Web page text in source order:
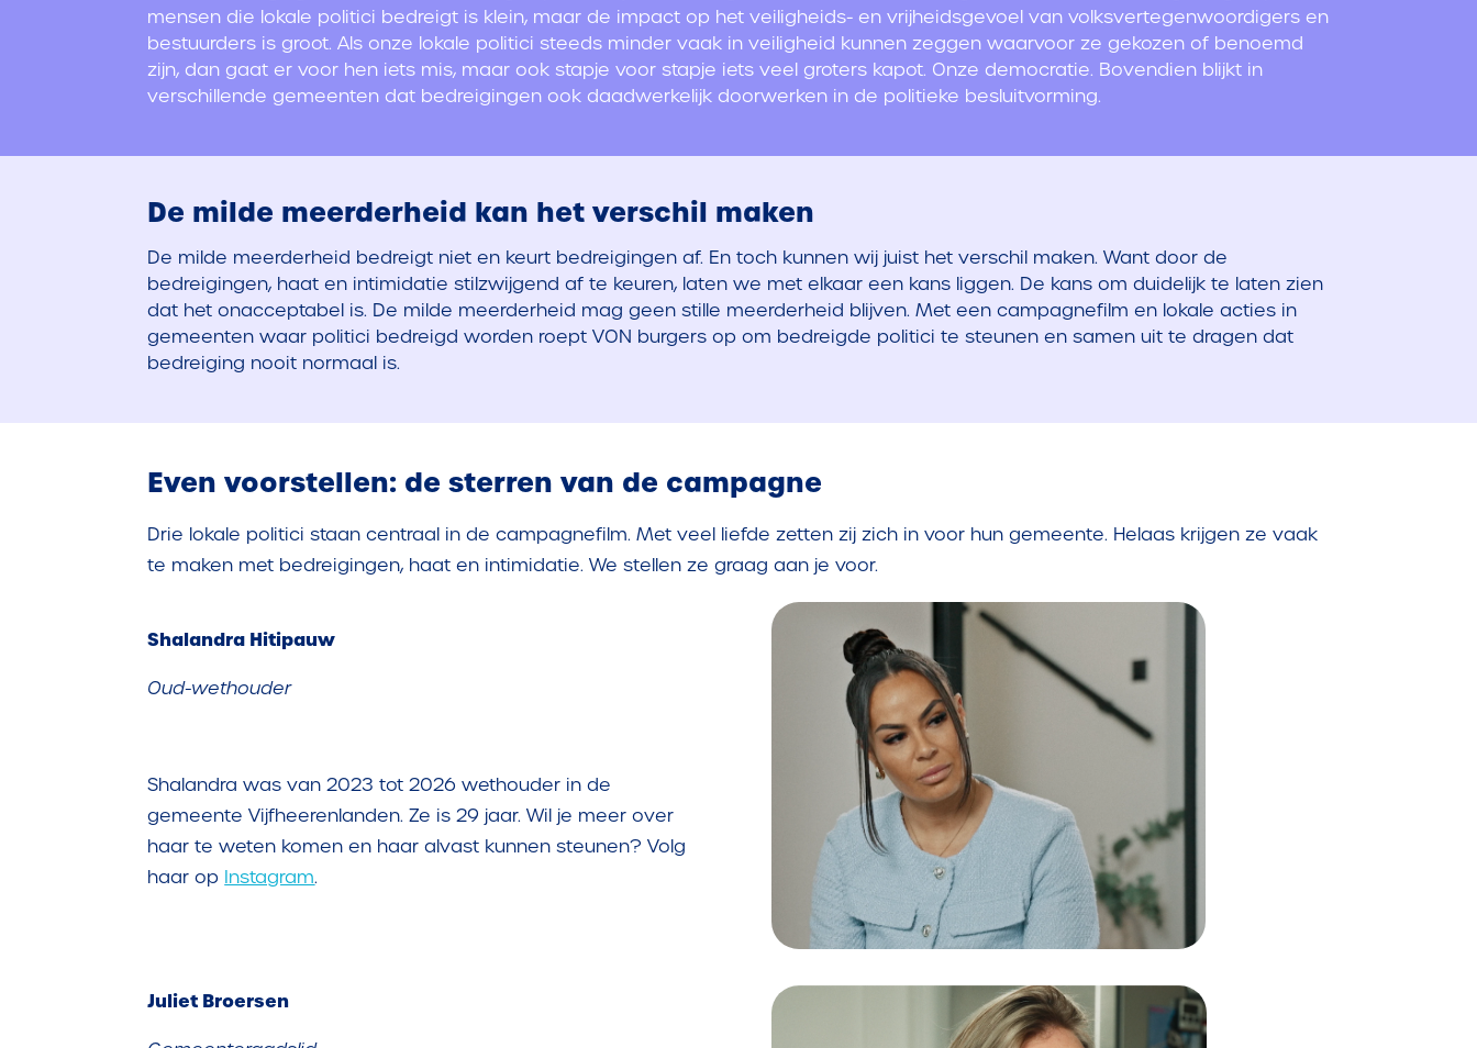
mensen die lokale politici bedreigt is klein, maar de impact op het veiligheids- en vrijheidsgevoel van volksvertegenwoordigers en
bestuurders is groot.Als onze lokale politici steeds minder vaak in veiligheid kunnen zeggen waarvoor ze gekozen of benoemd
zijn, dan gaat er voor hen iets mis, maar ook stapje voor stapje iets veel groters kapot. Onze democratie. Bovendien blijkt in
verschillende gemeenten dat bedreigingen ook daadwerkelijk doorwerken in de politieke besluitvorming.
De milde meerderheid kan het verschil maken
De milde meerderheid bedreigt niet en keurt bedreigingen af. En toch kunnen wij juist het verschil maken. Want door de
bedreigingen, haat en intimidatie stilzwijgend af te keuren, laten we met elkaar een kans liggen. De kans om duidelijk te laten zien
dat het onacceptabel is. De milde meerderheid mag geen stille meerderheid blijven. Met een campagnefilm en lokale acties in
gemeenten waar politici bedreigd worden roept VON burgers op om bedreigde politici te steunen en samen uit te dragen dat
bedreiging nooit normaal is.
Even voorstellen: de sterren van de campagne
Drie lokale politici staan centraal in de campagnefilm. Met veel liefde zetten zij zich in voor hun gemeente. Helaas krijgen ze vaak
te maken met bedreigingen, haat en intimidatie. We stellen ze graag aan je voor.
Shalandra Hitipauw
Oud-wethouder
Shalandra was van 2023 tot 2026 wethouder in de
gemeente Vijfheerenlanden. Ze is 29 jaar. Wil je meer over
haar te weten komen en haar alvast kunnen steunen? Volg
haar op Instagram.
Juliet Broersen